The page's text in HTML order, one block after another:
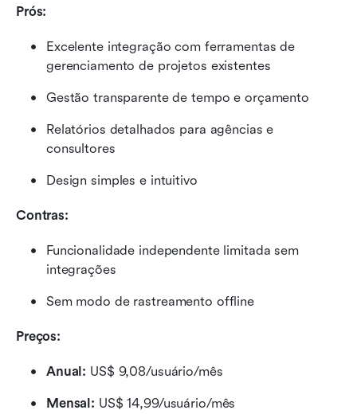
Prós:
Excelente integração com ferramentas de
gerenciamento de projetos existentes
Gestão transparente de tempo e orçamento
Relatórios detalhados para agências e
consultores
Design simples e intuitivo
Contras:
Funcionalidade independente limitada sem
integrações
Sem modo de rastreamento offline
Preços:
Anual: US$ 9,08/usuário/mês
Mensal: US$ 14,99/usuário/mês